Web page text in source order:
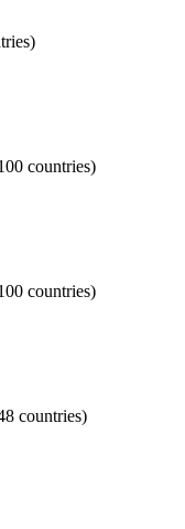
countries)
countries)
countries)